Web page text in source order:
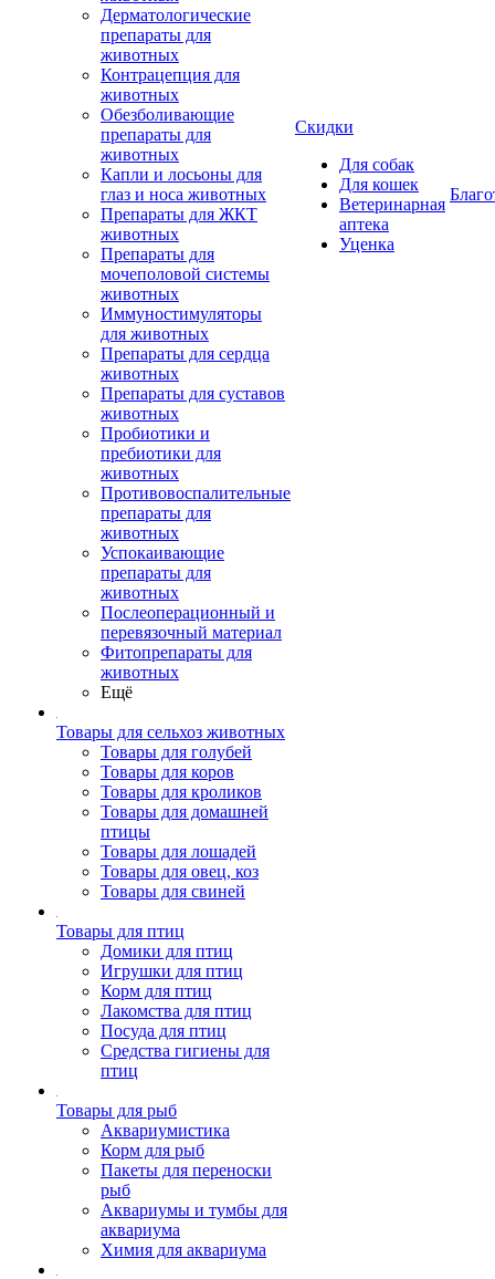
Дерматологические
препараты для
животных
Контрацепция для
животных
Обезболивающие
препараты для
животных
Капли и лосьоны для
глаз и носа животных
Препараты для ЖКТ
животных
Препараты для
мочеполовой системы
животных
Иммуностимуляторы
для животных
Препараты для сердца
животных
Препараты для суставов
животных
Пробиотики и
пребиотики для
животных
Противовоспалительные
препараты для
животных
Успокаивающие
препараты для
животных
Послеоперационный и
перевязочный материал
Фитопрепараты для
животных
Ещё
Товары для сельхоз животных
Товары для голубей
Товары для коров
Товары для кроликов
Товары для домашней
птицы
Товары для лошадей
Товары для овец, коз
Товары для свиней
Товары для птиц
Домики для птиц
Игрушки для птиц
Корм для птиц
Лакомства для птиц
Посуда для птиц
Средства гигиены для
птиц
Товары для рыб
Аквариумистика
Корм для рыб
Пакеты для переноски
рыб
Аквариумы и тумбы для
аквариума
Химия для аквариума
Скидки
Для собак
Для кошек
Ветеринарная
аптека
Уценка